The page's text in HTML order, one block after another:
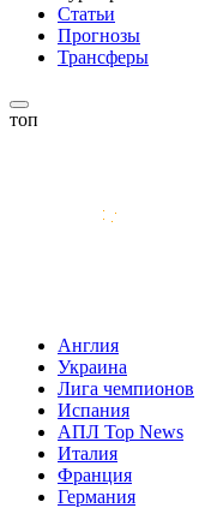
Статьи
Прогнозы
Трансферы
топ
Англия
Украина
Лига чемпионов
Испания
АПЛ Top News
Италия
Франция
Германия